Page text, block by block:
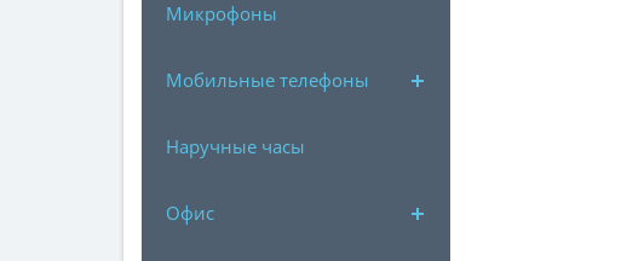
Микрофоны
Мобильные телефоны
Наручные часы
Офис